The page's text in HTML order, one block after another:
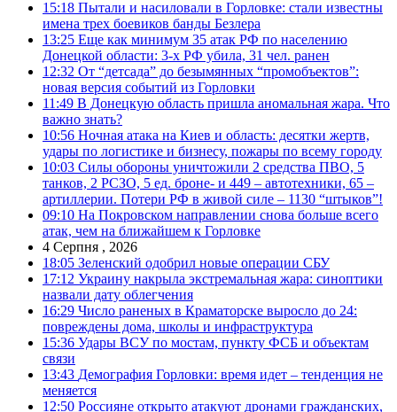
15:18 Пытали и насиловали в Горловке: стали известны
имена трех боевиков банды Безлера
13:25 Еще как минимум 35 атак РФ по населению
Донецкой области: 3-х РФ убила, 31 чел. ранен
12:32 От “детсада” до безымянных “промобъектов”:
новая версия событий из Горловки
11:49 В Донецкую область пришла аномальная жара. Что
важно знать?
10:56 Ночная атака на Киев и область: десятки жертв,
удары по логистике и бизнесу, пожары по всему городу
10:03 Силы обороны уничтожили 2 средства ПВО, 5
танков, 2 РСЗО, 5 ед. броне- и 449 – автотехники, 65 –
артиллерии. Потери РФ в живой силе – 1130 “штыков”!
09:10 На Покровском направлении снова больше всего
атак, чем на ближайшем к Горловке
4 Серпня , 2026
18:05 Зеленский одобрил новые операции СБУ
17:12 Украину накрыла экстремальная жара: синоптики
назвали дату облегчения
16:29 Число раненых в Краматорске выросло до 24:
повреждены дома, школы и инфраструктура
15:36 Удары ВСУ по мостам, пункту ФСБ и объектам
связи
13:43 Демография Горловки: время идет – тенденция не
меняется
12:50 Россияне открыто атакуют дронами гражданских,